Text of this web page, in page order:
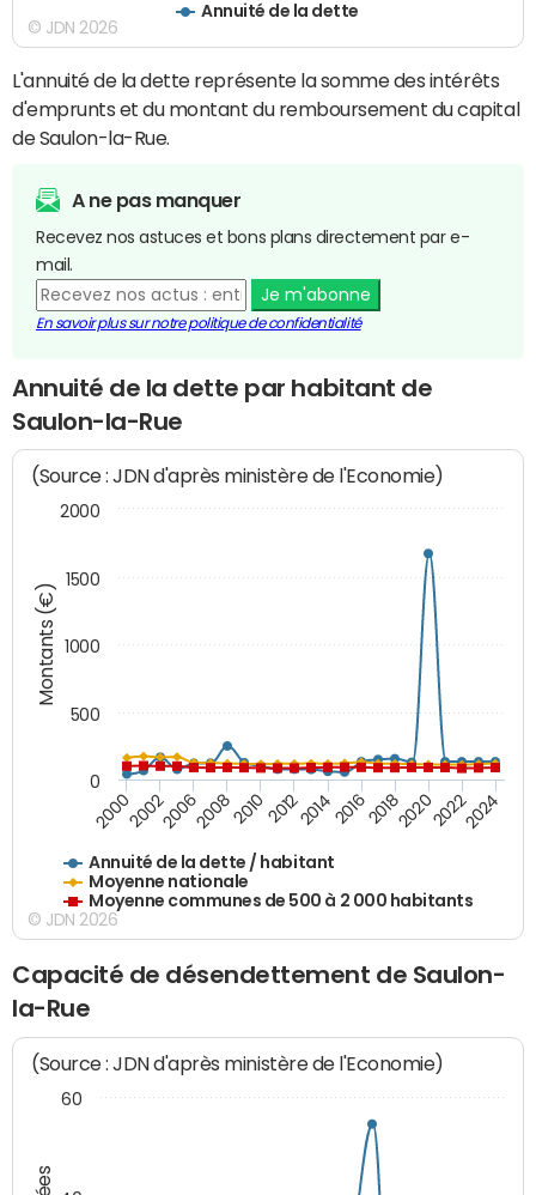
Annuité de la dette
© JDN 2026
L'annuité de la dette représente la somme des intérêts
d'emprunts et du montant du remboursement du capital
de Saulon-la-Rue.
A ne pas manquer
Recevez nos astuces et bons plans directement par e-
mail.
Je m'abonne
En savoir plus sur notre politique de confidentialité
Annuité de la dette par habitant de
Saulon-la-Rue
Montants (€)
(Source : JDN d'après ministère de l'Economie)
Annuité de la dette / habitant
Moyenne nationale
Moyenne communes de 500 à 2 000 habitants
200020022006200820102012201420162018202020222024
0
500
1000
1500
2000
© JDN 2026
Capacité de désendettement de Saulon-
la-Rue
(Source : JDN d'après ministère de l'Economie)
60